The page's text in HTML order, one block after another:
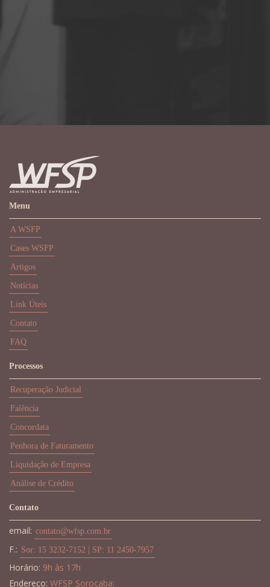
Menu
A WSFP
Cases WSFP
Artigos
Notícias
Link Úteis
Contato
FAQ
Processos
Recuperação Judicial
Falência
Concordata
Penhora de Faturamento
Liquidação de Empresa
Análise de Crédito
Contato
email: contato@wfsp.com.br
F.: Sor: 15 3232-7152 | SP: 11 2450-7957
Horário: 9h às 17h
Endereço: WFSP Sorocaba: